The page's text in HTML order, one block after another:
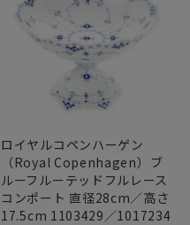
ロイヤルコペンハーゲン
（Royal Copenhagen）ブ
ルーフルーテッドフルレース
コンポート 直径28cm／高さ
17.5cm 1103429／1017234